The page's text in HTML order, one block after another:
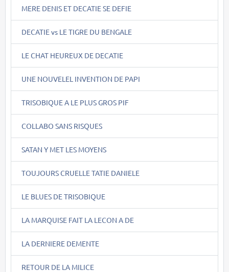
MERE DENIS ET DECATIE SE DEFIE
DECATIE vs LE TIGRE DU BENGALE
LE CHAT HEUREUX DE DECATIE
UNE NOUVELEL INVENTION DE PAPI
TRISOBIQUE A LE PLUS GROS PIF
COLLABO SANS RISQUES
SATAN Y MET LES MOYENS
TOUJOURS CRUELLE TATIE DANIELE
LE BLUES DE TRISOBIQUE
LA MARQUISE FAIT LA LECON A DE
LA DERNIERE DEMENTE
RETOUR DE LA MILICE